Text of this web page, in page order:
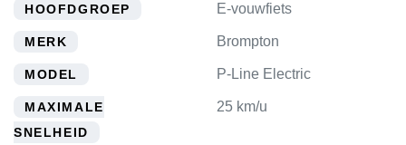
HOOFDGROEP E-vouwfiets
MERK Brompton
MODEL P-Line Electric
MAXIMALE
SNELHEID
25 km/u